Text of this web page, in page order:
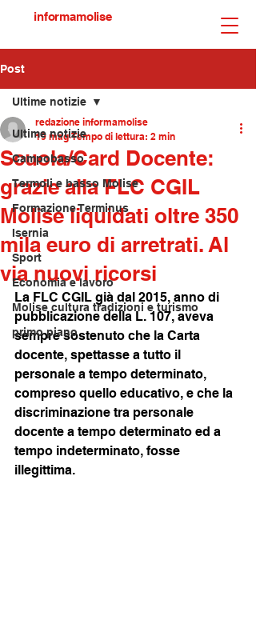
informamolise
Post
Ultime notizie
Campobasso
Termoli e basso Molise
Formazione Terminus
Isernia
Sport
Economia e lavoro
Molise cultura tradizioni e turismo
primo piano
Ultime notizie
Scuola/Card Docente:
grazie alla FLC CGIL
Molise liquidati oltre 350
mila euro di arretrati. Al
via nuovi ricorsi
redazione informamolise
19 mag Tempo di lettura: 2 min
La FLC CGIL già dal 2015, anno di
pubblicazione della L. 107, aveva
sempre sostenuto che la Carta
docente, spettasse a tutto il
personale a tempo determinato,
compreso quello educativo, e che la
discriminazione tra personale
docente a tempo determinato ed a
tempo indeterminato, fosse
illegittima.